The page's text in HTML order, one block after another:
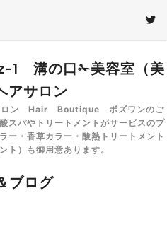
溝の口✁美容室（美
アサロン
ロン Hair Boutique ボズワンのご
スパやトリートメントがサービスのプ
ー・香草カラー・酸熱トリートメント
ト）も御用意あります。
ブログ